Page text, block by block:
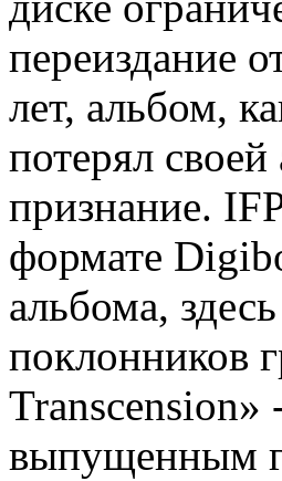
переиздание
лет, альбом,
потерял
признание.
формате
альбома,
поклонников
Transcension»
выпущенным